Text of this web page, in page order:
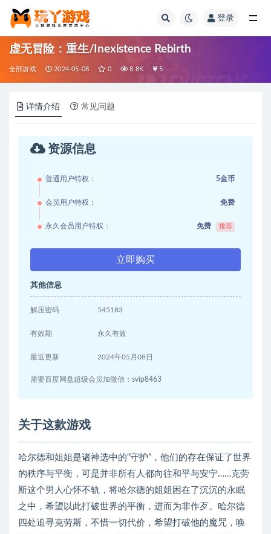
登录
虚无冒险：重生/Inexistence Rebirth
全部游戏 2024-05-08 0 8.8K 5
详情介绍 常见问题
资源信息
普通用户特权： 5金币
会员用户特权： 免费
永久会员用户特权： 免费 推荐
立即购买
其他信息
解压密码 545183
有效期 永久有效
最近更新 2024年05月08日
需要百度网盘超级会员加微信：svip8463
关于这款游戏
哈尔德和姐姐是诸神选中的“守护”，他们的存在保证了世界
的秩序与平衡，可是并非所有人都向往和平与安宁……克劳
斯这个男人心怀不轨，将哈尔德的姐姐困在了沉沉的永眠
之中，希望以此打破世界的平衡，进而为非作歹。哈尔德
四处追寻克劳斯，不惜一切代价，希望打破他的魔咒，唤